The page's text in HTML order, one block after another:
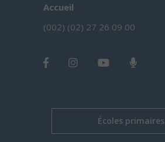
Accueil
(002) (02) 27 26 09 00
Écoles primaires